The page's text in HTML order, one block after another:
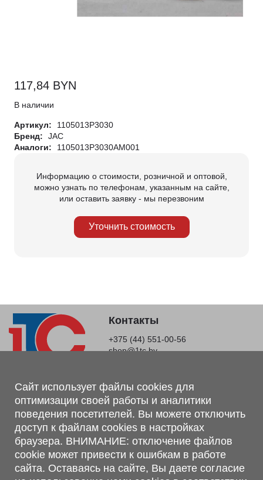
117,84 BYN
В наличии
Артикул:
1105013P3030
Бренд:
JAC
Аналоги:
1105013P3030AM001
Информацию о стоимости, розничной и оптовой,
можно узнать по телефонам, указанным на сайте,
или оставить заявку - мы перезвоним
Уточнить стоимость
Контакты
+375 (44) 551-00-56
shop@1tc.by
Магазин, склад
г. Минск, Минский р-н, п. Привольный, ул. Мира, 20А,
223062
г. Брест, ул. Лейтенанта Рябцева, 108 В, 224701
Обращаем Ваше внимание, что вся предоставленная на сайте
информация, касающаяся комплектаций, технических
характеристик, цветовых сочетаний, а также стоимости и
Сайт использует файлы cookies для
оптимизации своей работы и аналитики
поведения посетителей. Вы можете отключить
доступ к файлам cookies в настройках
браузера. ВНИМАНИЕ: отключение файлов
cookie может привести к ошибкам в работе
сайта. Оставаясь на сайте, Вы даете согласие